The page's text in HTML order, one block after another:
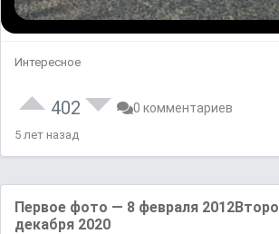
Интересное
402 0 комментариев
5 лет назад
Первое фото — 8 февраля
декабря 2020